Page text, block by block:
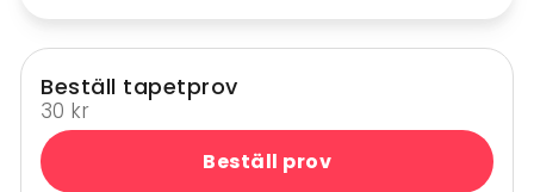
Beställ tapetprov
30 kr
Beställ prov